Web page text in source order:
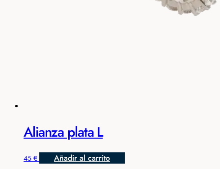
Alianza plata L
45 € Añadir al carrito